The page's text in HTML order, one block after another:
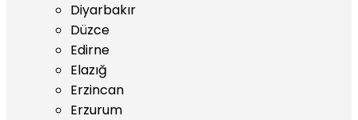
Diyarbakır
Düzce
Edirne
Elazığ
Erzincan
Erzurum